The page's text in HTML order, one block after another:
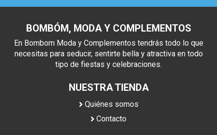
BOMBÓM, MODA Y COMPLEMENTOS
En Bombom Moda y Complementos tendrás todo lo que
necesitas para seducir, sentirte bella y atractiva en todo
tipo de fiestas y celebraciones.
NUESTRA TIENDA
Quiénes somos
Contacto